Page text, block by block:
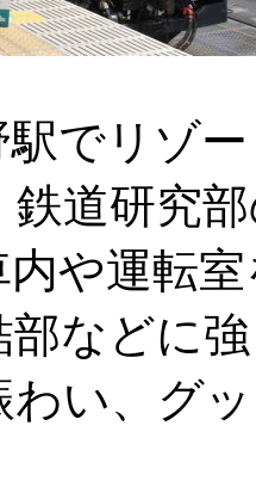
でリゾ
鉄道研究
内や運転
部などに
わい、グ